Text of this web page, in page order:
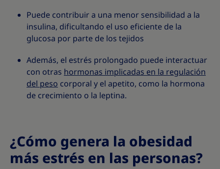
Puede contribuir a una menor sensibilidad a la
insulina, dificultando el uso eficiente de la
glucosa por parte de los tejidos
Además, el estrés prolongado puede interactuar
con otras hormonas implicadas en la regulación
del peso corporal y el apetito, como la hormona
de crecimiento o la leptina.
¿Cómo genera la obesidad
más estrés en las personas?